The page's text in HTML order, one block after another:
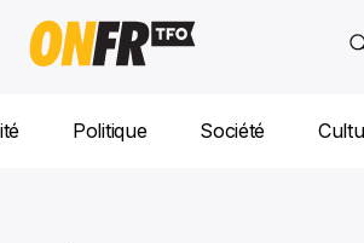
Politique Société